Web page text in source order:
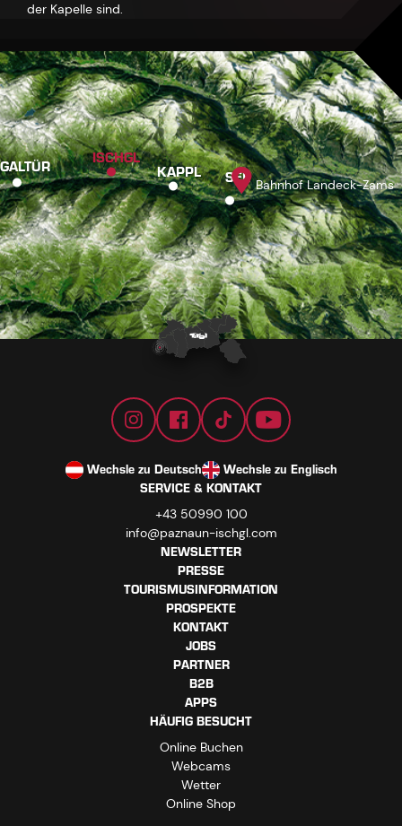
der Kapelle sind.
GALTÜR ISCHGL
KAPPL SEE Bahnhof Landeck-Zams
Wechsle zu Deutsch
Wechsle zu Englisch
SERVICE & KONTAKT
+43 50990 100
info@paznaun-ischgl.com
NEWSLETTER
PRESSE
TOURISMUSINFORMATION
PROSPEKTE
KONTAKT
JOBS
PARTNER
B2B
APPS
HÄUFIG BESUCHT
Online Buchen
Webcams
Wetter
Online Shop